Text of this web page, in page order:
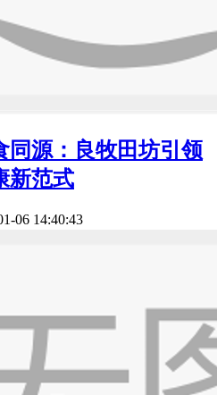
同源：良牧田坊引领
新范式
06 14:40:43